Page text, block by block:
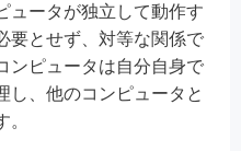
ュータが独立して動作す
要とせず、対等な関係で
ンピュータは自分自身で
し、他のコンピュータと